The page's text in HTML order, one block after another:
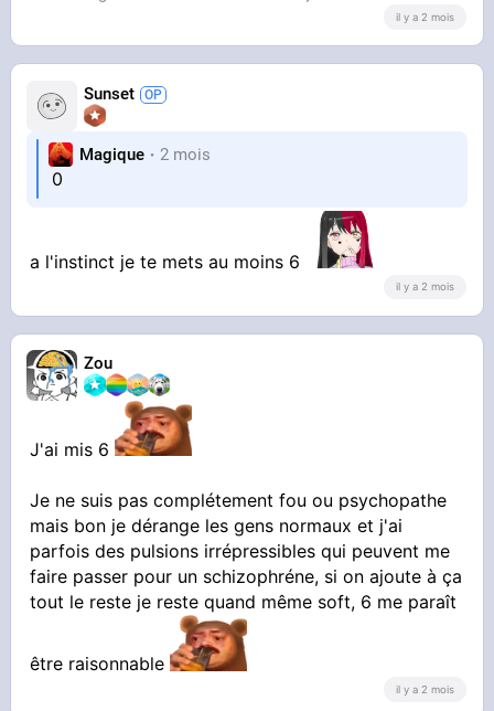
il y a 2 mois
Sunset
Magique 2 mois
0
a l'instinct je te mets au moins 6
il y a 2 mois
Zou
J'ai mis 6
Je ne suis pas complétement fou ou psychopathe
mais bon je dérange les gens normaux et j'ai
parfois des pulsions irrépressibles qui peuvent me
faire passer pour un schizophréne, si on ajoute à ça
tout le reste je reste quand même soft, 6 me paraît
être raisonnable
il y a 2 mois